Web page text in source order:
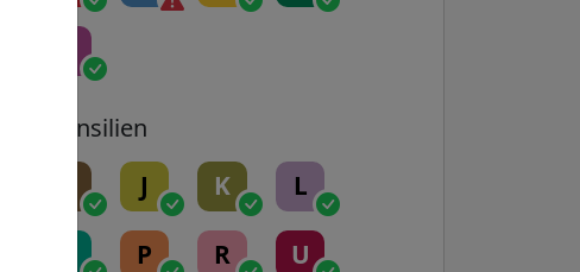
Transilien
J K L
P R U